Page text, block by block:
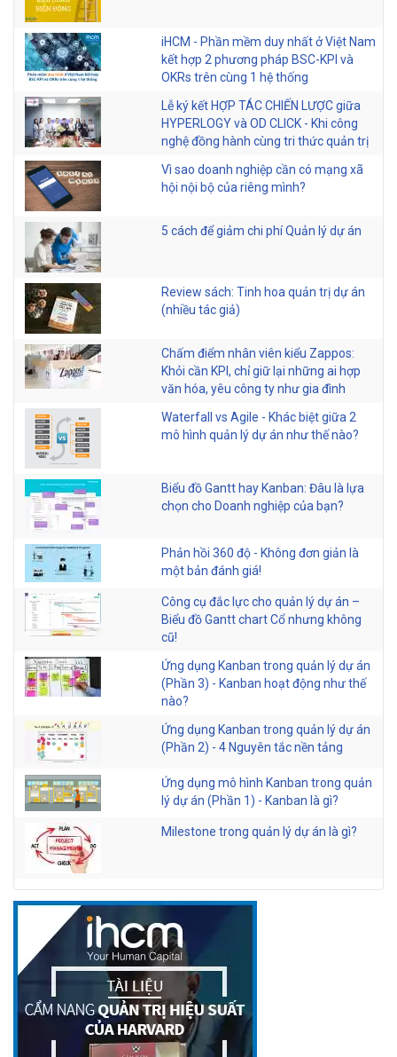
iHCM - Phần mềm duy nhất ở Việt Nam
kết hợp 2 phương pháp BSC-KPI và
OKRs trên cùng 1 hệ thống
Lễ ký kết HỢP TÁC CHIẾN LƯỢC giữa
HYPERLOGY và OD CLICK - Khi công
nghệ đồng hành cùng tri thức quản trị
Vì sao doanh nghiệp cần có mạng xã
hội nội bộ của riêng mình?
5 cách để giảm chi phí Quản lý dự án
Review sách: Tinh hoa quản trị dự án
(nhiều tác giả)
Chấm điểm nhân viên kiểu Zappos:
Khỏi cần KPI, chỉ giữ lại những ai hợp
văn hóa, yêu công ty như gia đình
Waterfall vs Agile - Khác biệt giữa 2
mô hình quản lý dự án như thế nào?
Biểu đồ Gantt hay Kanban: Đâu là lựa
chọn cho Doanh nghiệp của bạn?
Phản hồi 360 độ - Không đơn giản là
một bản đánh giá!
Công cụ đắc lực cho quản lý dự án –
Biểu đồ Gantt chart Cổ nhưng không
cũ!
Ứng dụng Kanban trong quản lý dự án
(Phần 3) - Kanban hoạt động như thế
nào?
Ứng dụng Kanban trong quản lý dự án
(Phần 2) - 4 Nguyên tắc nền tảng
Ứng dụng mô hình Kanban trong quản
lý dự án (Phần 1) - Kanban là gì?
Milestone trong quản lý dự án là gì?